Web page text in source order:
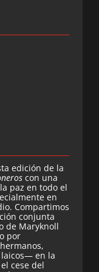
edición de la
con una
paz en todo el
en
Compartimos
conjunta
de Maryknoll
por
en la
cese del